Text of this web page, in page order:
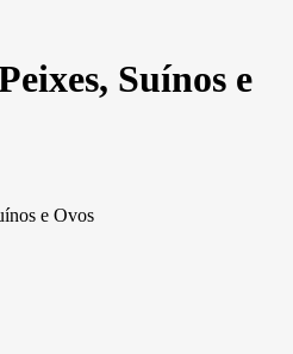
Suínos e
e Ovos